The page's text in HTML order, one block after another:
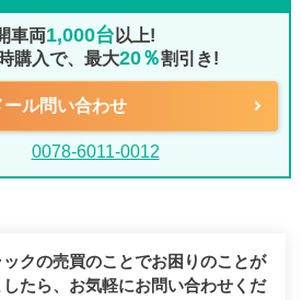
車両1,000台以上!
購入で、最大20％割引き!
ール問い合わせ
0078-6011-0012
クの売買のことでお困りのことが
たら、 お気軽にお問い合わせくだ